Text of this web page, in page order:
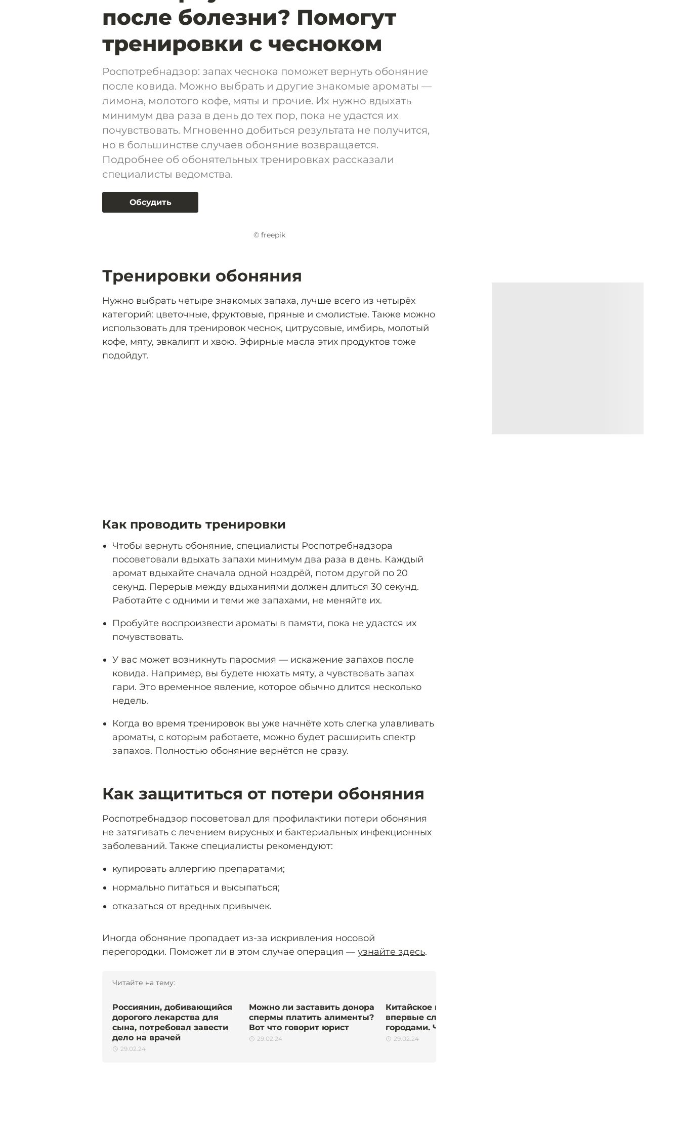
после болезни? Помогут
тренировки с чесноком
Роспотребнадзор: запах чеснока поможет вернуть обоняние
после ковида. Можно выбрать и другие знакомые ароматы —
лимона, молотого кофе, мяты и прочие. Их нужно вдыхать
минимум два раза в день до тех пор, пока не удастся их
почувствовать. Мгновенно добиться результата не получится,
но в большинстве случаев обоняние возвращается.
Подробнее об обонятельных тренировках рассказали
специалисты ведомства.
Обсудить
© freepik
Тренировки обоняния
Нужно выбрать четыре знакомых запаха, лучше всего из четырёх
категорий: цветочные, фруктовые, пряные и смолистые. Также можно
использовать для тренировок чеснок, цитрусовые, имбирь, молотый
кофе, мяту, эвкалипт и хвою. Эфирные масла этих продуктов тоже
подойдут.
Как проводить тренировки
Чтобы вернуть обоняние, специалисты Роспотребнадзора
посоветовали вдыхать запахи минимум два раза в день. Каждый
аромат вдыхайте сначала одной ноздрёй, потом другой по 20
секунд. Перерыв между вдыханиями должен длиться 30 секунд.
Работайте с одними и теми же запахами, не меняйте их.
Пробуйте воспроизвести ароматы в памяти, пока не удастся их
почувствовать.
У вас может возникнуть паросмия — искажение запахов после
ковида. Например, вы будете нюхать мяту, а чувствовать запах
гари. Это временное явление, которое обычно длится несколько
недель.
Когда во время тренировок вы уже начнёте хоть слегка улавливать
ароматы, с которым работаете, можно будет расширить спектр
запахов. Полностью обоняние вернётся не сразу.
Как защититься от потери обоняния
Роспотребнадзор посоветовал для профилактики потери обоняния
не затягивать с лечением вирусных и бактериальных инфекционных
заболеваний. Также специалисты рекомендуют:
купировать аллергию препаратами;
нормально питаться и высыпаться;
отказаться от вредных привычек.
Иногда обоняние пропадает из-за искривления носовой
перегородки. Поможет ли в этом случае операция — узнайте здесь.
Читайте на тему:
Россиянин, добивающийся
дорогого лекарства для
сына, потребовал завести
дело на врачей
29.02.24
Можно ли заставить донора
спермы платить алименты?
Вот что говорит юрист
29.02.24
Китайское воздушное такси
впервые слетало между
городами. Что ещё оно умеет
29.02.24